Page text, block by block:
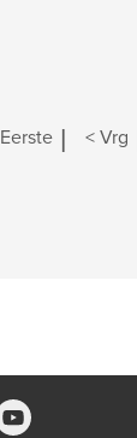
Eerste | < Vrg